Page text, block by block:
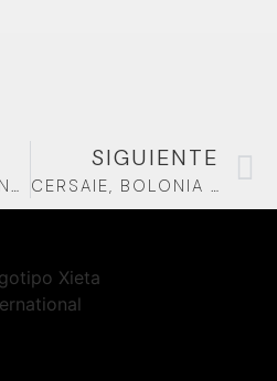
HANDBIKE ENTRENAMIENTOS
SIGUIENTE
CERSAIE, BOLONIA (ITALIA)